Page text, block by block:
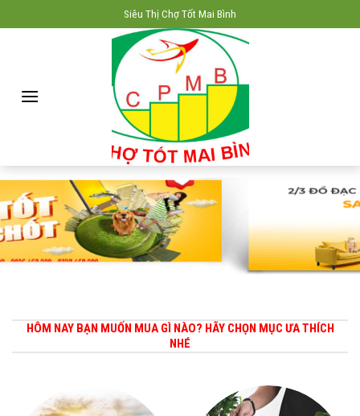
to
Siêu Thị Chợ Tốt Mai Bình
HÔM NAY BẠN MUỐN MUA GÌ NÀO? HÃY CHỌN MỤC ƯA THÍCH
NHÉ